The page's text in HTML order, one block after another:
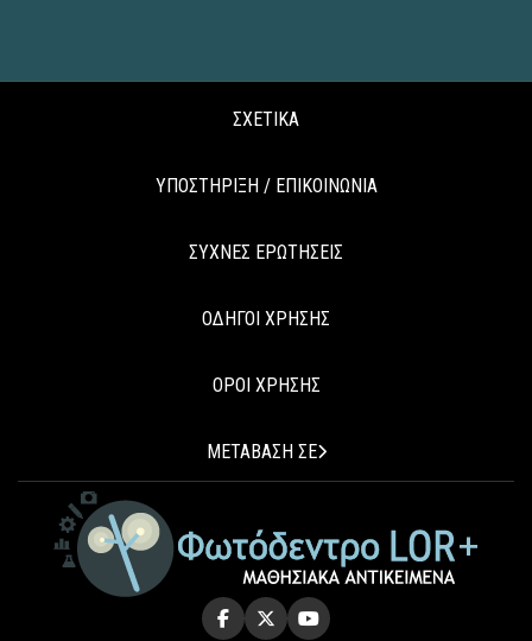
ΣΧΕΤΙΚΑ
ΥΠΟΣΤΗΡΙΞΗ / ΕΠΙΚΟΙΝΩΝΙΑ
ΣΥΧΝΕΣ ΕΡΩΤΗΣΕΙΣ
ΟΔΗΓΟΙ ΧΡΗΣΗΣ
ΟΡΟΙ ΧΡΗΣΗΣ
ΜΕΤΑΒΑΣΗ ΣΕ